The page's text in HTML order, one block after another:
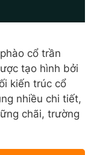
cổ trần
tạo hình bởi
kiến trúc cổ
nhiều chi tiết,
chãi, trường